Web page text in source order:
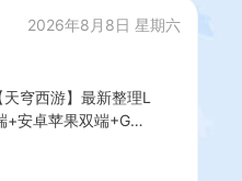
2026年8月8日 星期六
穹西游】最新整理L
+安卓苹果双端+GM